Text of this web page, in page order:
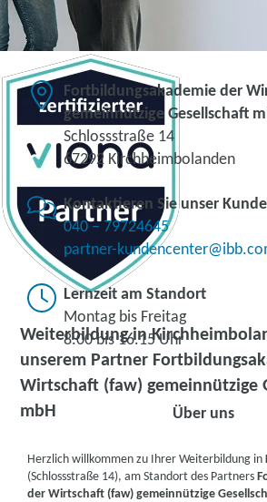
Weiterbildung in
unserem Partner
Wirtschaft (faw) gemeinnützige
mbH
Fortbildungsakademie der
gemeinnützige Gesellschaft
Schlossstraße 14
67292 Kirchheimbolanden
Kontaktieren Sie unser
040 – 79724645
partner-
Lernzeit am Standort
Montag bis Freitag
8.00 bis 16.15 Uhr
Über uns
Herzlich willkommen zu Ihrer Weiterbildung in
(Schlossstraße 14), am Standort des Partners
der Wirtschaft (faw) gemeinnützige